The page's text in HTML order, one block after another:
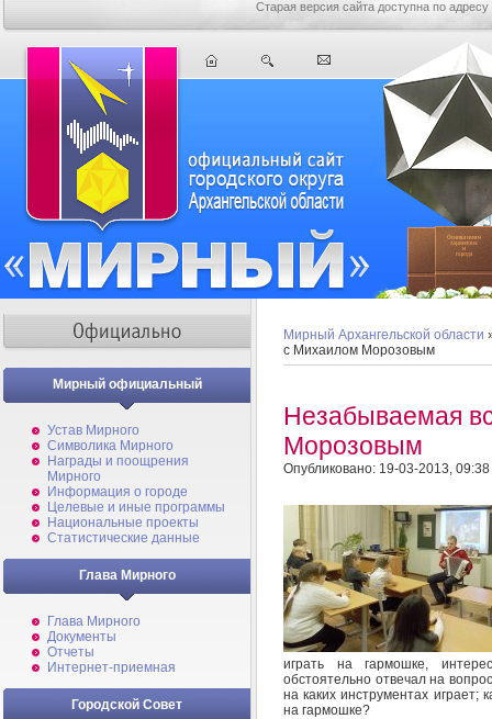
Старая версия сайта доступна по адресу
Мирный официальный
Устав Мирного
Символика Мирного
Награды и поощрения
Мирного
Информация о городе
Целевые и иные программы
Национальные проекты
Статистические данные
Глава Мирного
Глава Мирного
Документы
Отчеты
Интернет-приемная
Городской Совет
Мирный Архангельской области
с Михаилом Морозовым
Незабываемая
Морозовым
Опубликовано: 19-03-2013, 09:38
играть на гармошке,
обстоятельно отвечал на
на каких инструментах играет;
на гармошке?